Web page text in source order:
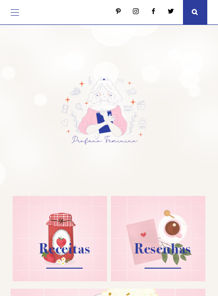
Receitas Resenhas